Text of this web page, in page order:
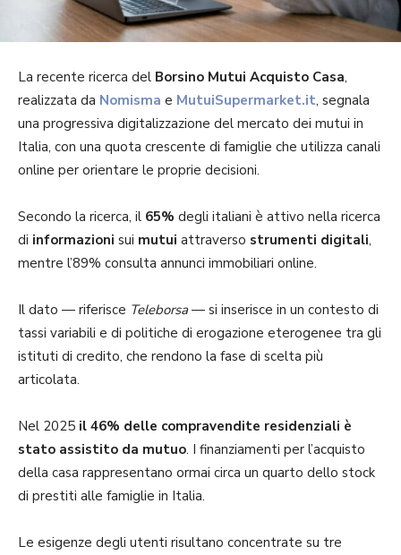
La recente ricerca del Borsino Mutui Acquisto Casa,
realizzata da Nomisma e MutuiSupermarket.it, segnala
una progressiva digitalizzazione del mercato dei mutui in
Italia, con una quota crescente di famiglie che utilizza canali
online per orientare le proprie decisioni.
Secondo la ricerca, il 65% degli italiani è attivo nella ricerca
di informazioni sui mutui attraverso strumenti digitali,
mentre l’89% consulta annunci immobiliari online.
Il dato — riferisce Teleborsa— si inserisce in un contesto di
tassi variabili e di politiche di erogazione eterogenee tra gli
istituti di credito, che rendono la fase di scelta più
articolata.
Nel 2025 il 46% delle compravendite residenziali è
stato assistito da mutuo. I finanziamenti per l’acquisto
della casa rappresentano ormai circa un quarto dello stock
di prestiti alle famiglie in Italia.
Le esigenze degli utenti risultano concentrate su tre